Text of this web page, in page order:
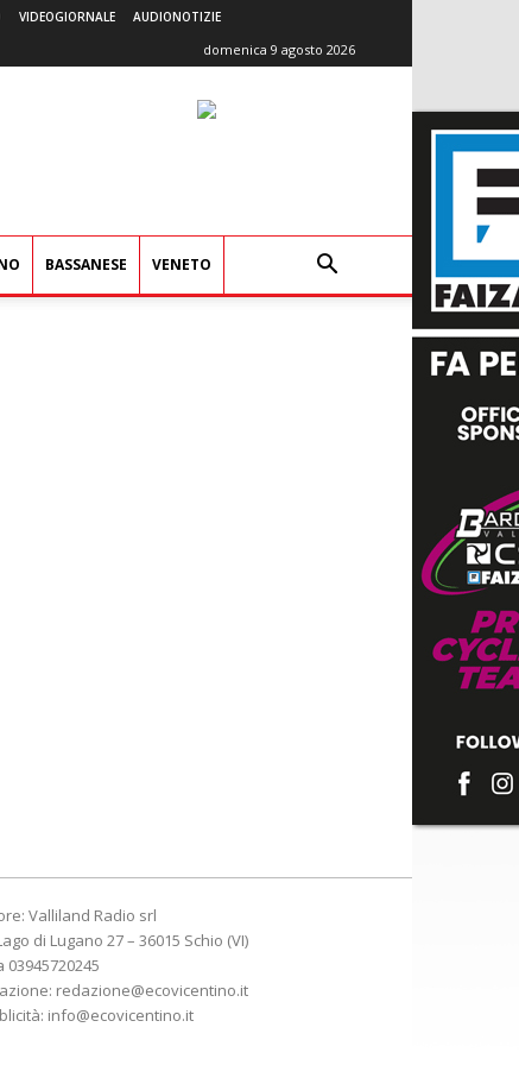
VIDEOGIORNALE AUDIONOTIZIE
domenica 9 agosto 2026
BASSANESE VENETO
Valliland Radio srl
di Lugano 27 – 36015 Schio (VI)
03945720245
redazione@ecovicentino.it
info@ecovicentino.it